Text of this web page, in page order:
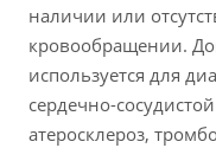
наличии или
кровообращении.
используется для
сердечно-
атеросклероз,